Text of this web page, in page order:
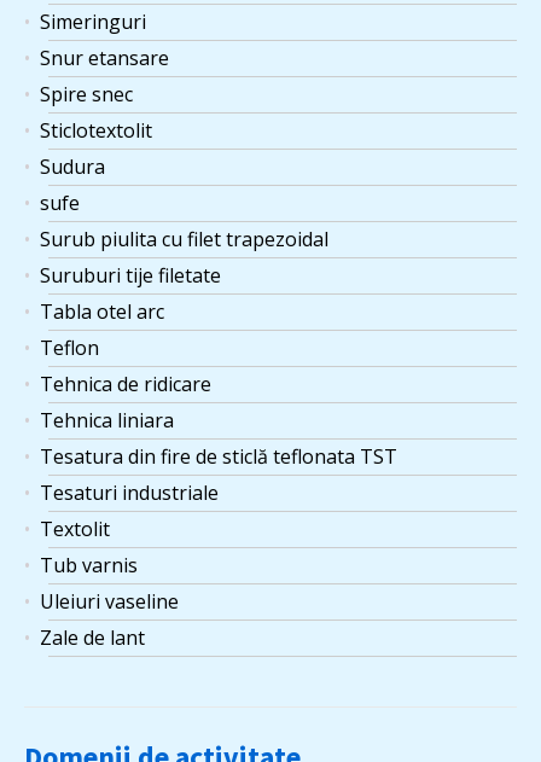
Simeringuri
Snur etansare
Spire snec
Sticlotextolit
Sudura
sufe
Surub piulita cu filet trapezoidal
Suruburi tije filetate
Tabla otel arc
Teflon
Tehnica de ridicare
Tehnica liniara
Tesatura din fire de sticlă teflonata TST
Tesaturi industriale
Textolit
Tub varnis
Uleiuri vaseline
Zale de lant